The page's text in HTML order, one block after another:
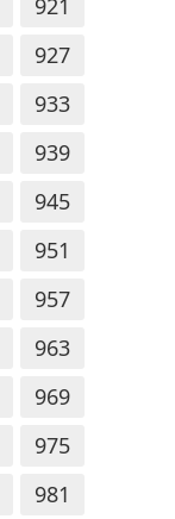
927
933
939
945
951
957
963
969
975
981